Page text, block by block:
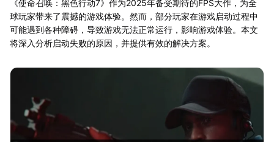
《使命召唤：黑色行动7》作为2025年备受期待的FPS大作，为全
球玩家带来了震撼的游戏体验。然而，部分玩家在游戏启动过程中
可能遇到各种障碍，导致游戏无法正常运行，影响游戏体验。本文
将深入分析启动失败的原因，并提供有效的解决方案。